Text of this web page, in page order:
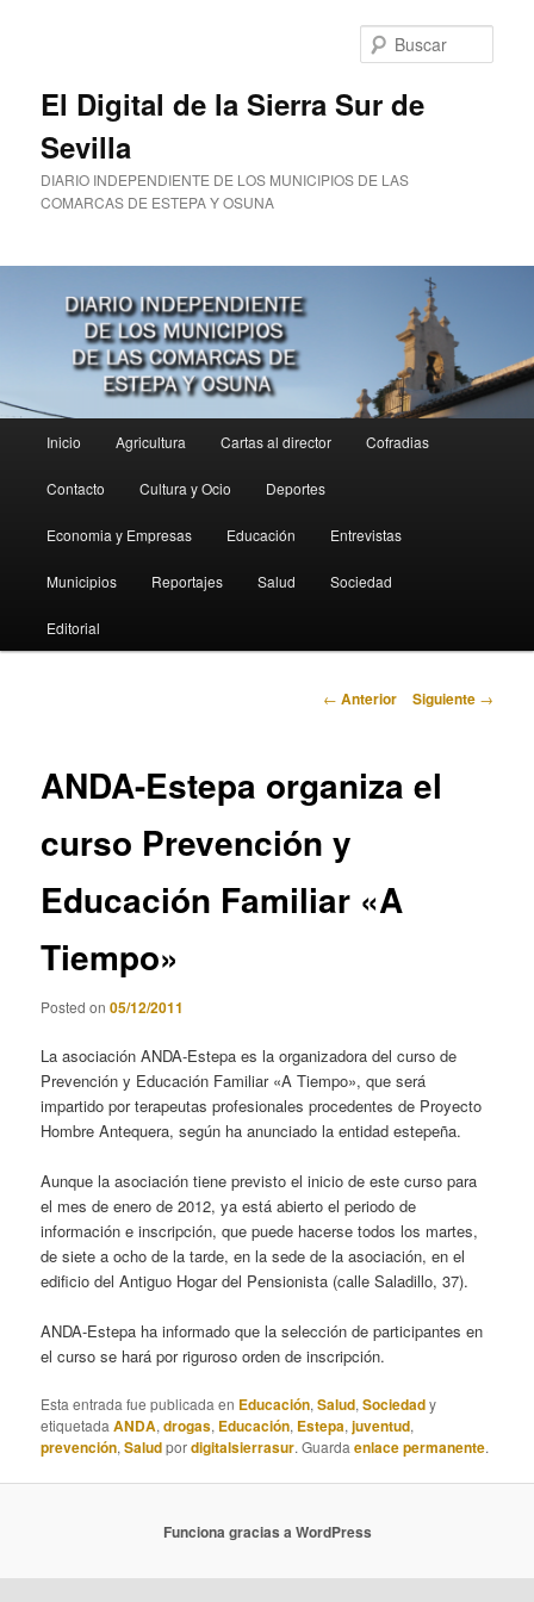
El Digital de la Sierra Sur de
Sevilla
DIARIO INDEPENDIENTE DE LOS MUNICIPIOS DE LAS
COMARCAS DE ESTEPA Y OSUNA
principal
Inicio Agricultura Cartas al director Cofradias
Contacto Cultura y Ocio Deportes
Economia y Empresas Educación Entrevistas
Municipios Reportajes Salud Sociedad
Editorial
Navegación
← Anterior Siguiente →
ANDA-Estepa organiza el
curso Prevención y
Educación Familiar «A
Tiempo»
Posted on05/12/2011
La asociación ANDA-Estepa es la organizadora del curso de
Prevención y Educación Familiar «A Tiempo», que será
impartido por terapeutas profesionales procedentes de Proyecto
Hombre Antequera, según ha anunciado la entidad estepeña.
Aunque la asociación tiene previsto el inicio de este curso para
el mes de enero de 2012, ya está abierto el periodo de
información e inscripción, que puede hacerse todos los martes,
de siete a ocho de la tarde, en la sede de la asociación, en el
edificio del Antiguo Hogar del Pensionista (calle Saladillo, 37).
ANDA-Estepa ha informado que la selección de participantes en
el curso se hará por riguroso orden de inscripción.
Esta entrada fue publicada en Educación,Salud,Sociedady
etiquetadaANDA,drogas, Educación, Estepa,juventud,
prevención,Saludpordigitalsierrasur. Guardaenlace permanente.
Funciona gracias a WordPress